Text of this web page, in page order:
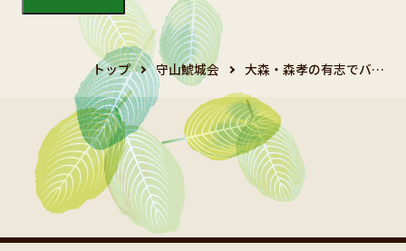
トップ 守山鯱城会 大森・森孝の有志でバ…